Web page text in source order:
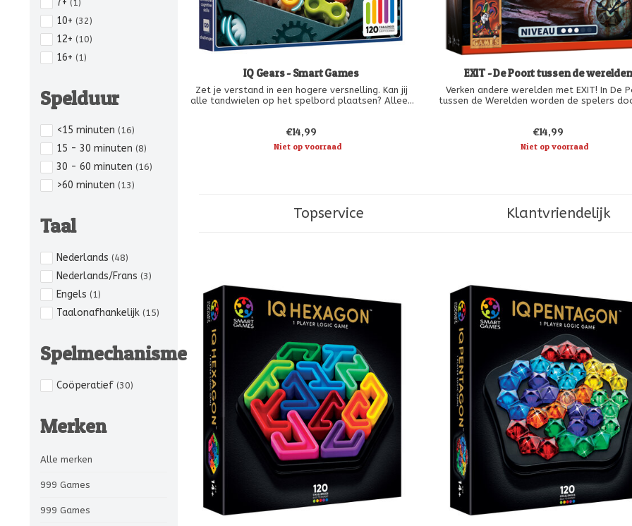
7+ (1)
10+ (32)
12+ (10)
16+ (1)
Spelduur
<15 minuten (16)
15 - 30 minuten (8)
30 - 60 minuten (16)
>60 minuten (13)
Taal
Nederlands (48)
Nederlands/Frans (3)
Engels (1)
Taalonafhankelijk (15)
Spelmechanisme
Coöperatief (30)
Merken
Alle merken
999 Games
999 Games
IQ Gears - Smart Games
Zet je verstand in een hogere versnelling. Kan jij
alle tandwielen op het spelbord plaatsen? Alleen
zullen de grote tandwielen gelijktijdig draaien. Een
I
€14,99
Niet op voorraad
EXIT - De Poort tussen de werelden
Verken andere werelden met EXIT! In De
tussen de Werelden worden de spelers
€14,99
Niet op voorraad
Topservice Klantvriendelijk